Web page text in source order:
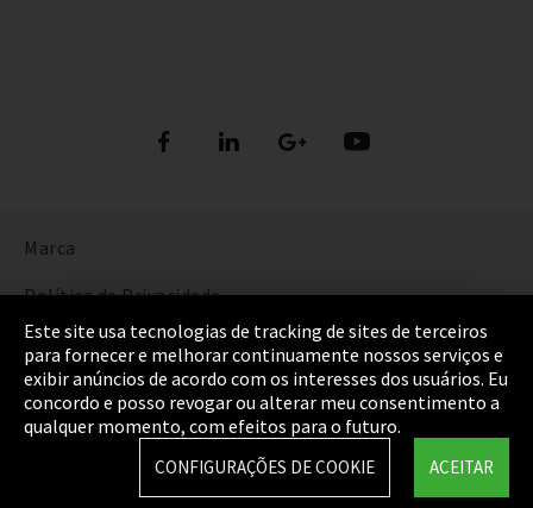
Marca
Política de Privacidade
Cookie Settings
Termos e Condições
Mapa do Site
Este site usa tecnologias de tracking de sites de terceiros
para fornecer e melhorar continuamente nossos serviços e
exibir anúncios de acordo com os interesses dos usuários. Eu
concordo e posso revogar ou alterar meu consentimento a
qualquer momento, com efeitos para o futuro.
ACEITAR
CONFIGURAÇÕES DE COOKIE